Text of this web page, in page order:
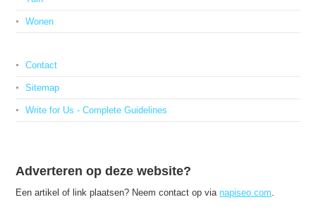
Wonen
Contact
Sitemap
Write for Us - Complete Guidelines
Adverteren op deze website?
Een artikel of link plaatsen? Neem contact op vianapiseo.com